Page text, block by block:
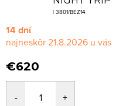
| 3801/BEZ14
14 dní
21.8.2026
€620